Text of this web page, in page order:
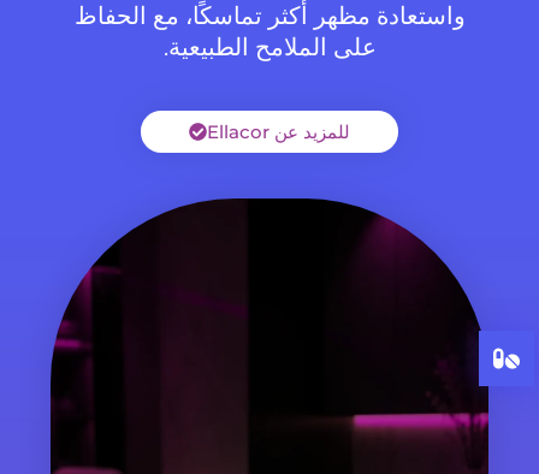
واستعادة مظهر أكثر تماسكًا، مع الحفاظ
على الملامح الطبيعية.
للمزيد عن Ellacor